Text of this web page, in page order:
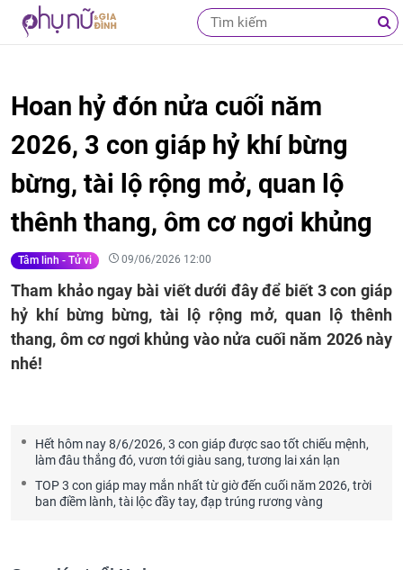
Hoan hỷ đón nửa cuối năm
2026, 3 con giáp hỷ khí bừng
bừng, tài lộ rộng mở, quan lộ
thênh thang, ôm cơ ngơi khủng
Tâm linh - Tử vi 09/06/2026 12:00
Tham khảo ngay bài viết dưới đây để biết 3 con giáp
hỷ khí bừng bừng, tài lộ rộng mở, quan lộ thênh
thang, ôm cơ ngơi khủng vào nửa cuối năm 2026 này
nhé!
Hết hôm nay 8/6/2026, 3 con giáp được sao tốt chiếu mệnh,
làm đâu thắng đó, vươn tới giàu sang, tương lai xán lạn
TOP 3 con giáp may mắn nhất từ giờ đến cuối năm 2026, trời
ban điềm lành, tài lộc đầy tay, đạp trúng rương vàng